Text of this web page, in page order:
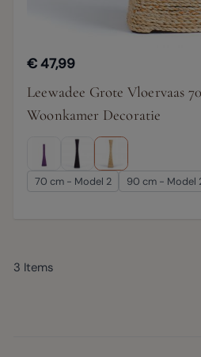
€ 47,99
Leewadee Grote Vloervaas
Woonkamer Decoratie
70 cm - Model 2 90 cm - Model
3 Items